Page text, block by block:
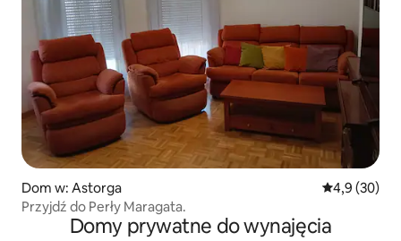
Dom w: Astorga Średnia
4,9 (30)
Przyjdź do Perły Maragata.
Domy prywatne do wynajęcia